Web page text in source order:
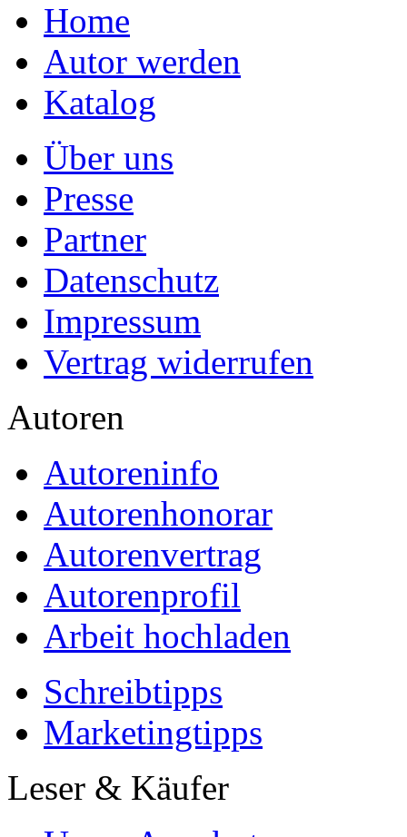
Home
Autor werden
Katalog
Über uns
Presse
Partner
Datenschutz
Impressum
Vertrag widerrufen
Autoren
Autoreninfo
Autorenhonorar
Autorenvertrag
Autorenprofil
Arbeit hochladen
Schreibtipps
Marketingtipps
Leser & Käufer